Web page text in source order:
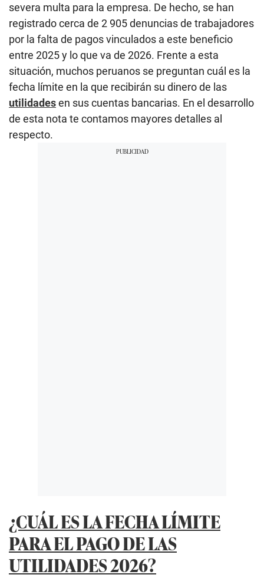
severa multa para la empresa. De hecho, se han
registrado cerca de 2 905 denuncias de trabajadores
por la falta de pagos vinculados a este beneficio
entre 2025 y lo que va de 2026. Frente a esta
situación, muchos peruanos se preguntan cuál es la
fecha límite en la que recibirán su dinero de las
utilidadesen sus cuentas bancarias. En el desarrollo
de esta nota te contamos mayores detalles al
respecto.
¿CUÁL ES LA FECHA LÍMITE
PARA EL PAGO DE LAS
UTILIDADES 2026?